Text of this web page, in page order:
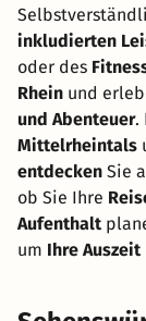
inkludierten
oder des
Rhein und
und Abenteuer.
Mittelrheintals
entdecken Sie
ob Sie Ihre
Aufenthalt
um Ihre Auszeit